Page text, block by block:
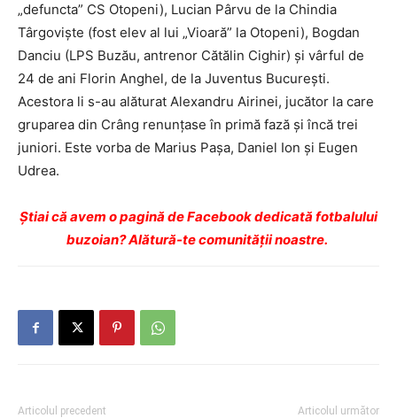
„defuncta” CS Otopeni), Lucian Pârvu de la Chindia
Târgovişte (fost elev al lui „Vioară” la Otopeni), Bogdan
Danciu (LPS Buzău, antrenor Cătălin Cighir) şi vârful de
24 de ani Florin Anghel, de la Juventus Bucureşti.
Acestora li s-au alăturat Alexandru Airinei, jucător la care
gruparea din Crâng renunţase în primă fază şi încă trei
juniori. Este vorba de Marius Paşa, Daniel Ion şi Eugen
Udrea.
Ştiai că avem o pagină de Facebook dedicată fotbalului
buzoian? Alătură-te comunității noastre.
Articolul precedent Articolul următor